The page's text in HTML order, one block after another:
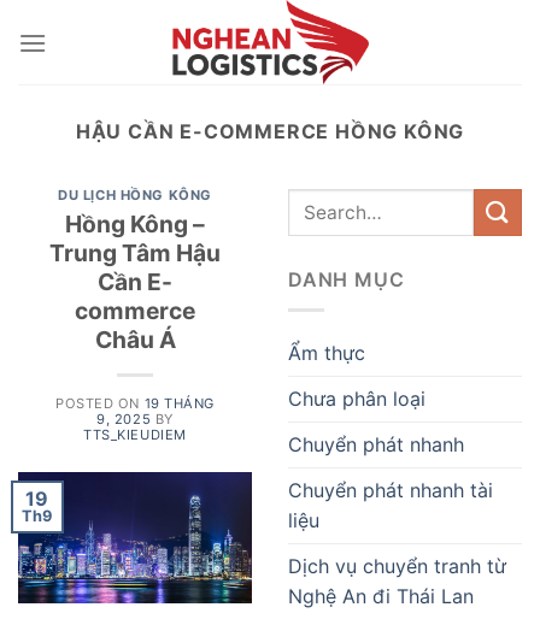
HẬU CẦN E-COMMERCE HỒNG KÔNG
DU LỊCH HỒNG KÔNG
Hồng Kông –
Trung Tâm Hậu
Cần E-
commerce
Châu Á
POSTED ON 19 THÁNG
9, 2025 BY
TTS_KIEUDIEM
19
Th9
DANH MỤC
Ẩm thực
Chưa phân loại
Chuyển phát nhanh
Chuyển phát nhanh tài
liệu
Dịch vụ chuyển tranh từ
Nghệ An đi Thái Lan